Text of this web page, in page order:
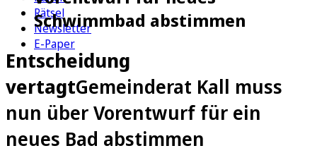
Rätsel
Newsletter
E-Paper
Schwimmbad abstimmen
Entscheidung
vertagtGemeinderat Kall muss
nun über Vorentwurf für ein
neues Bad abstimmen